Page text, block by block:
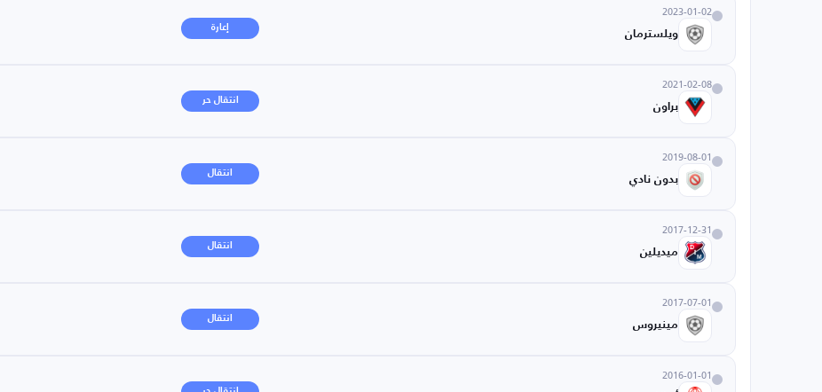
2023-01-02
ويلسترمان
إعارة
2021-02-08
براون
انتقال حر
2019-08-01
بدون نادي
انتقال
2017-12-31
ميديلين
انتقال
2017-07-01
مينيروس
انتقال
2016-01-01